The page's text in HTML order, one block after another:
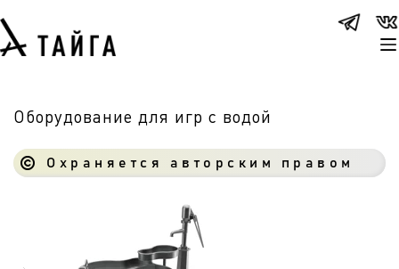
Оборудование для игр с водой
Охраняется авторским правом